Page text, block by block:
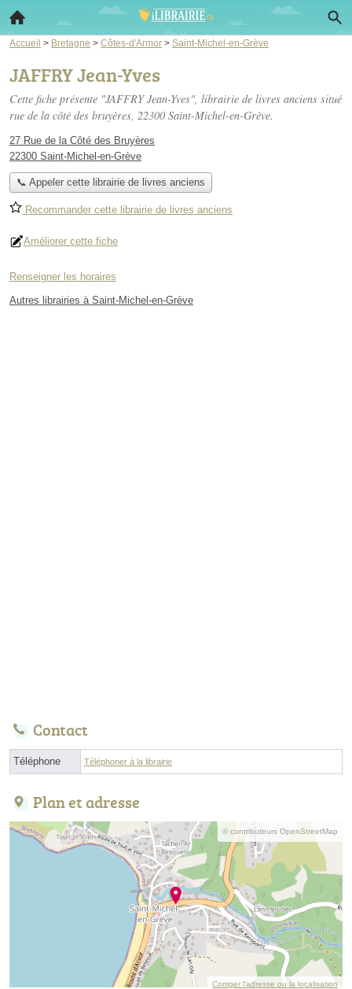
Accueil > Bretagne > Côtes-d'Armor > Saint-Michel-en-Grève
JAFFRY Jean-Yves
Cette fiche présente "JAFFRY Jean-Yves", librairie de livres anciens situé
rue de la côté des bruyères, 22300 Saint-Michel-en-Grève.
27 Rue de la Côté des Bruyères
22300 Saint-Michel-en-Grève
📞 Appeler cette librairie de livres anciens
Recommander cette librairie de livres anciens
Améliorer cette fiche
Renseigner les horaires
Autres librairies à Saint-Michel-en-Grève
Contact
Téléphone Téléphoner à la librairie
Plan et adresse
© contributeurs OpenStreetMap
Corriger l’adresse ou la localisation